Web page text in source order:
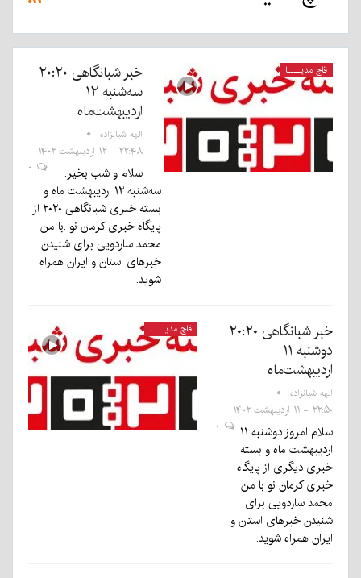
اومد!
الهام سرگزی
۲۲:۰۲ -
۲۵
۱۴۰۴
۱۴۰۴
سبک
خطو
مندس!
۱۴۰۳
اسفند
۰
قاچ مدیــــا
خبر شبانگاهی ٢۰:٢٠
سه‌شنبه ۱۲
اردیبهشت‌ماه
الهه شبانزاده
۲۲:۴۸ - ۱۲ اردیبهشت ۱۴۰۲
سلام و شب بخیر.
سه‌شنبه ۱۲ اردیبهشت ماه و
بسته خبری شبانگاهی ۲۰۲۰ از
پایگاه خبری کرمان نو .با من
محمد ساردویی برای شنیدن
خبرهای استان و ایران همراه
شوید.
قاچ مدیــــا
خبر شبانگاهی ٢۰:٢٠
دوشنبه ۱۱
اردیبهشت‌ماه
الهه شبانزاده
۲۲:۵۰ - ۱۱ اردیبهشت ۱۴۰۲
سلام امروز دوشنبه ۱۱
اردیبهشت ماه و بسته
خبری دیگری از پایگاه
خبری کرمان نو با من
محمد ساردویی برای
شنیدن خبرهای استان و
ایران همراه شوید.